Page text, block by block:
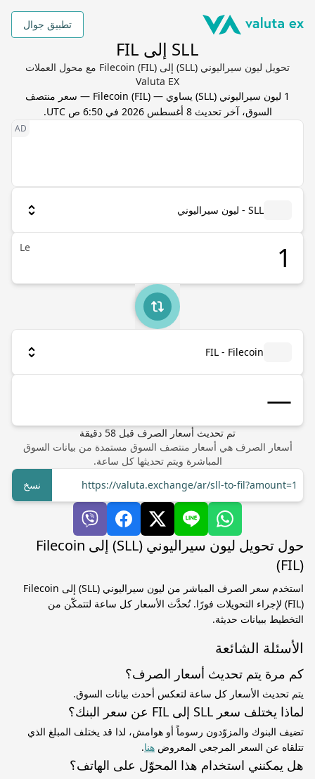
تطبيق جوال
SLL إلى FIL
تحويل ليون سيراليوني (SLL) إلى Filecoin (FIL) مع محول العملات
Valuta EX
1 ليون سيراليوني (
SLL) يساوي —
Filecoin (FIL
) — سعر منتصف
السوق، آخر تحديث8 أغسطس 2026 في 6:50 ص UTC .
SLL - ليون سيراليوني
Le
FIL - Filecoin
تم تحديث أسعار الصرف قبل 58 دقيقة
أسعار الصرف هي أسعار منتصف السوق مستمدة من بيانات السوق
المباشرة ويتم تحديثها كل ساعة.
https://valuta.exchange/ar/sll-to-fil?amount=1
نسخ
حول تحويل ليون سيراليوني (SLL) إلى Filecoin
(FIL)
استخدم سعر الصرف المباشر من ليون سيراليوني (SLL) إلى Filecoin
(FIL) لإجراء التحويلات فورًا. تُحدَّث الأسعار كل ساعة لتتمكّن من
التخطيط ببيانات حديثة.
الأسئلة الشائعة
كم مرة يتم تحديث أسعار الصرف؟
يتم تحديث الأسعار كل ساعة لتعكس أحدث بيانات السوق.
لماذا يختلف سعر SLL إلى FIL عن سعر البنك؟
تضيف البنوك والمزوّدون رسوماً أو هوامش، لذا قد يختلف المبلغ الذي
تتلقاه عن السعر المرجعي المعروض هنا.
هل يمكنني استخدام هذا المحوّل على الهاتف؟